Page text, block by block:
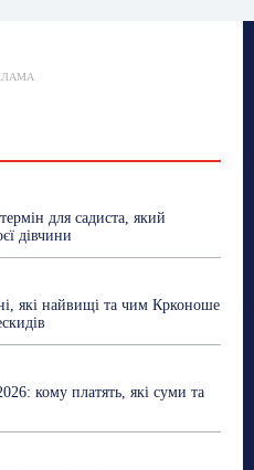
Сад та город
Топ-новини Фоторепортаж
для садиста, який
дівчини
які найвищі та чим Крконоше
кому платять, які суми та